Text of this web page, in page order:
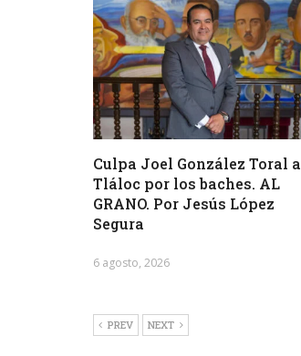
Culpa Joel González Toral a
Tláloc por los baches. AL
GRANO. Por Jesús López
Segura
6 agosto, 2026
PREV NEXT